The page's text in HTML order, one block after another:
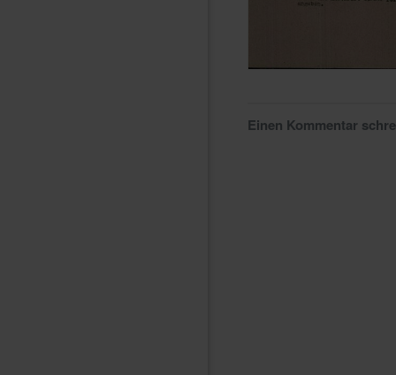
Einen Kommentar